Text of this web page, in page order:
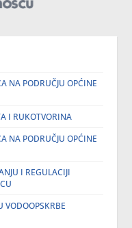
NA PODRUČJU OPĆINE
I RUKOTVORINA
NA PODRUČJU OPĆINE
I REGULACIJI
VODOOPSKRBE